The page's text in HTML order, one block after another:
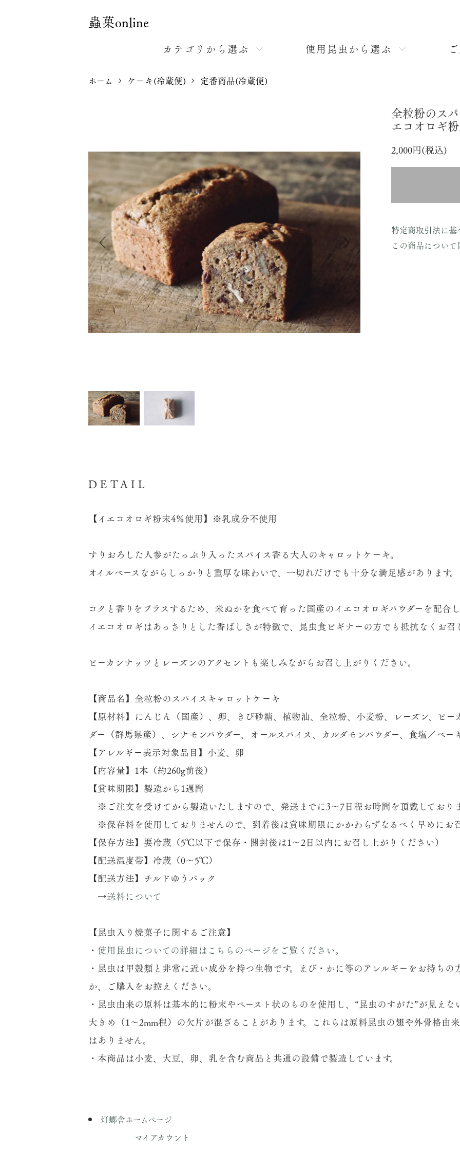
蟲菓online
カテゴリから選ぶ 使用昆虫から選ぶ
ホーム ケーキ(冷蔵便) 定番商品(冷蔵便)
全粒粉のス
エコオロギ
2,000円(税込)
特定商取引法に基
この商品につい
DETAIL
【イエコオロギ粉末4％使用】※乳成分不使用
すりおろした人参がたっぷり入ったスパイス香る大人のキャロットケーキ。
オイルベースながらしっかりと重厚な味わいで、一切れだけでも十分な満足感があります。
コクと香りをプラスするため、米ぬかを食べて育った国産のイエコオロギパウダーを配合し
イエコオロギはあっさりとした香ばしさが特徴で、昆虫食ビギナーの方でも抵抗なくお召
ピーカンナッツとレーズンのアクセントも楽しみながらお召し上がりください。
【商品名】全粒粉のスパイスキャロットケーキ
【原材料】にんじん（国産）、卵、きび砂糖、植物油、全粒粉、小麦粉、レーズン、ピ
ダー（群馬県産）、シナモンパウダー、オールスパイス、カルダモンパウダー、食塩／ベー
【アレルギー表示対象品目】小麦、卵
【内容量】1本（約260g前後）
【賞味期限】製造から1週間
※ご注文を受けてから製造いたしますので、発送までに3～7日程お時間を頂戴しておりま
※保存料を使用しておりませんので、到着後は賞味期限にかかわらずなるべく早めにお
【保存方法】要冷蔵（5℃以下で保存・開封後は1～2日以内にお召し上がりください）
【配送温度帯】冷蔵（0〜5℃）
【配送方法】チルドゆうパック
→送料について
【昆虫入り焼菓子に関するご注意】
・ 使用昆虫についての詳細はこちらのページをご覧ください。
・昆虫は甲殻類と非常に近い成分を持つ生物です。えび・かに等のアレルギーをお持ちの
か、ご購入をお控えください。
・昆虫由来の原料は基本的に粉末やペースト状のものを使用し、“昆虫のすがた”が見え
大きめ（1～2mm程）の欠片が混ざることがあります。これらは原料昆虫の翅や外骨格由
はありません。
・本商品は小麦、大豆、卵、乳を含む商品と共通の設備で製造しています。
灯螂舎ホームページ
マイアカウント